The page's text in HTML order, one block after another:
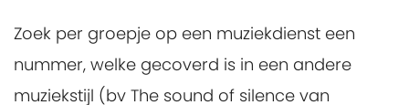
Zoek per groepje op een muziekdienst een
nummer, welke gecoverd is in een andere
muziekstijl (bv The sound of silence van